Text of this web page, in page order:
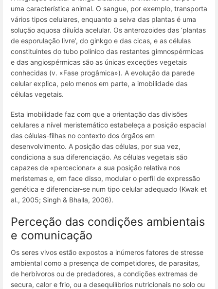
uma característica animal. O sangue, por exemplo, transporta
vários tipos celulares, enquanto a seiva das plantas é uma
solução aquosa diluída acelular. Os anterozoides das ‘plantas
de esporulação livre’, do ginkgo e das cicas, e as células
constituintes do tubo polínico das restantes gimnospérmicas
e das angiospérmicas são as únicas exceções vegetais
conhecidas (v. «Fase progâmica»). A evolução da parede
celular explica, pelo menos em parte, a imobilidade das
células vegetais.
Esta imobilidade faz com que a orientação das divisões
celulares a nível meristemático estabeleça a posição espacial
das células-filhas no contexto dos órgãos em
desenvolvimento. A posição das células, por sua vez,
condiciona a sua diferenciação. As células vegetais são
capazes de «percecionar» a sua posição relativa nos
meristemas e, em face disso, modular o perfil de expressão
genética e diferenciar-se num tipo celular adequado (Kwak et
al., 2005; Singh & Bhalla, 2006).
Perceção das condições ambientais
e comunicação
Os seres vivos estão expostos a inúmeros fatores de stresse
ambiental como a presença de competidores, de parasitas,
de herbívoros ou de predadores, a condições extremas de
secura, calor e frio, ou a desequilíbrios nutricionais no solo ou